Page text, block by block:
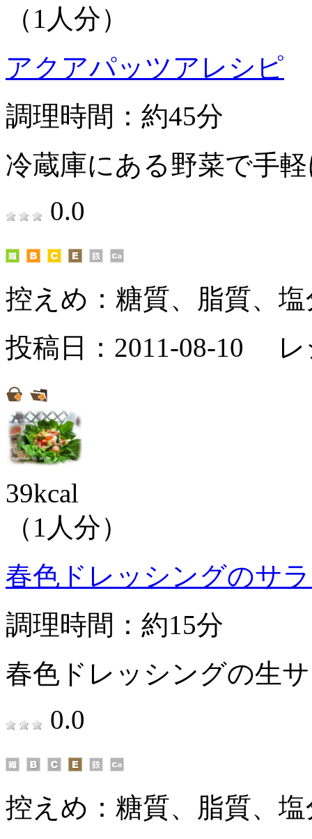
（1人分）
アクアパッツアレシピ
調理時間：約45分
冷蔵庫にある野菜で手
0.0
控えめ： 糖質、脂質、
投稿日：2011-08-10
39kcal
（1人分）
春色ドレッシングのサ
調理時間：約15分
春色ドレッシングの生
0.0
控えめ： 糖質、脂質、